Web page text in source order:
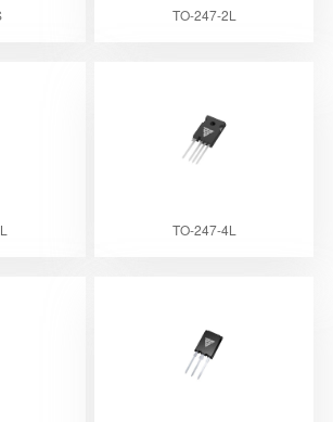
TO-247-2L
TO-247-4L